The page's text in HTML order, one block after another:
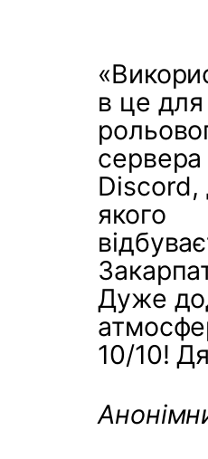
в це для
сервера
Discord,
якого
Дуже
10/10!